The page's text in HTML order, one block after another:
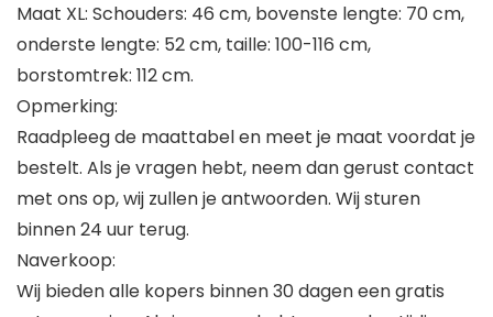
Maat XL: Schouders: 46 cm, bovenste lengte: 70 cm,
onderste lengte: 52 cm, taille: 100-116 cm,
borstomtrek: 112 cm.
Opmerking:
Raadpleeg de maattabel en meet je maat voordat je
bestelt. Als je vragen hebt, neem dan gerust contact
met ons op, wij zullen je antwoorden. Wij sturen
binnen 24 uur terug.
Naverkoop:
Wij bieden alle kopers binnen 30 dagen een gratis